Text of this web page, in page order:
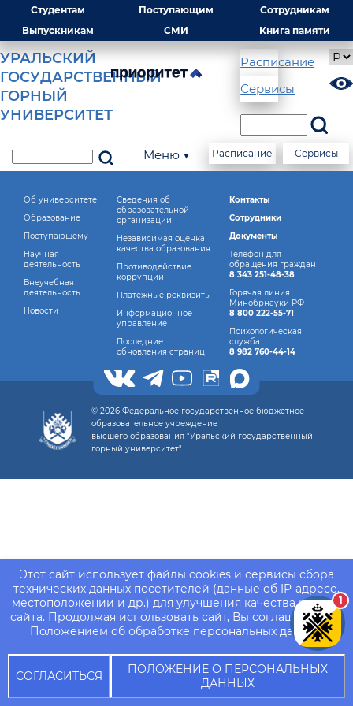
Студентам Поступающим
Сотрудникам
Выпускникам
СМИ Книга памяти
УРАЛЬСКИЙ
ГОСУДАРСТВЕННЫЙ
ГОРНЫЙ
УНИВЕРСИТЕТ
Расписание
Сервисы
Меню ▼ Расписание Сервисы
Этот сайт использует файлы cookies и сервисы сбора
технических данных посетителей (данные об IP-адресе,
местоположении и др.) для улучшения качества работы
сайта. Продолжая использовать сайт, Вы соглашаетесь с
Положением об обработке персональных данных.
СОГЛАСИТЬСЯ
ПОЛОЖЕНИЕ О ПЕРСОНАЛЬНЫХ
ДАННЫХ
Об университете
Образование
Поступающему
Научная
деятельность
Внеучебная
деятельность
Новости
Сведения об
образовательной
организации
Независимая оценка
качества образования
Противодействие
коррупции
Платежные реквизиты
Информационное
управление
Последние
обновления страниц
Контакты
Сотрудники
Документы
Телефон для
обращения граждан
8 343 251-48-38
Горячая линия
Минобрнауки РФ
8 800 222-55-71
Психологическая
служба
8 982 760-44-14
© 2026 Федеральное государственное бюджетное
образовательное учреждение
высшего образования "Уральский государственный
горный университет"
1